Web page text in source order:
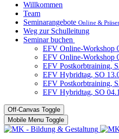
Willkommen
Team
Seminarangebote Online &
Weg zur Schulleitung
Seminar buchen
EFV Online-Workshop
EFV Online-Workshop
EFV Postkorbtraining,
EFV Hybridtag, SO
EFV Postkorbtraining,
EFV Hybridtag, SO
Off-Canvas Toggle
Mobile Menu Toggle